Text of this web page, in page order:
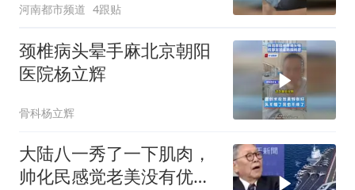
肉和脂肪 遇事是真顶用的
河南都市频道 4跟贴
颈椎病头晕手麻北京朝阳
医院杨立辉
骨科杨立辉
大陆八一秀了一下肌肉，
帅化民感觉老美没有优势